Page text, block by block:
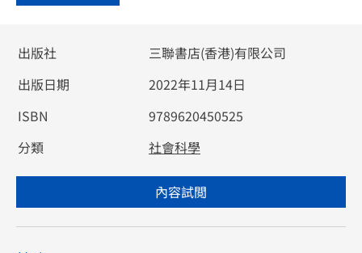
出版社
三聯書店(香港)有限公司
出版日期
2022年11月14日
ISBN
9789620450525
分類
社會科學
內容試閲